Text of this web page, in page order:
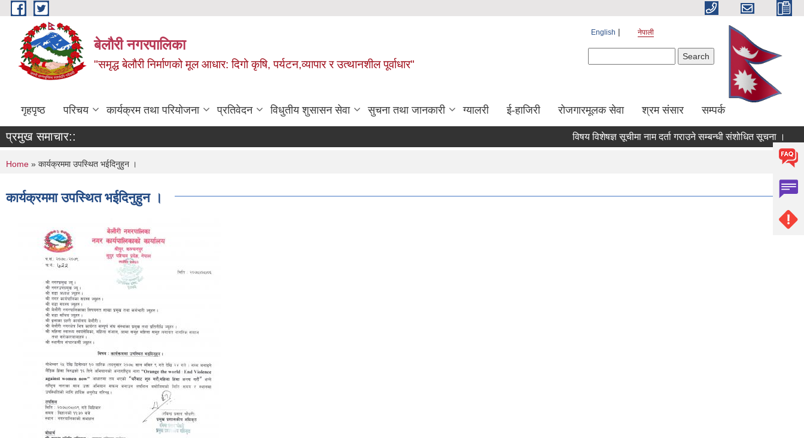
Skip to main content
बेलौरी नगरपालिका
"समृद्ध बेलौरी निर्माणको मूल आधार: दिगो कृषि, पर्यटन,व्यापार र उत्थानशील पूर्वाधार"
English नेपाली
गृहपृष्ठ परिचय कार्यक्रम तथा परियोजना प्रतिवेदन विधुतीय शुसासन सेवा सुचना तथा जानकारी ग्यालरी ई-हाजिरी रोजगारमूलक सेवा श्रम संसार सम्पर्क
प्रमुख समाचार:: विषय विशेषज्ञ सूचीमा नाम दर्ता गराउने सम्बन्धी संशोधित सूचना ।
You are here
Home » कार्यक्रममा उपस्थित भईदिनुहुन ।
कार्यक्रममा उपस्थित भईदिनुहुन ।